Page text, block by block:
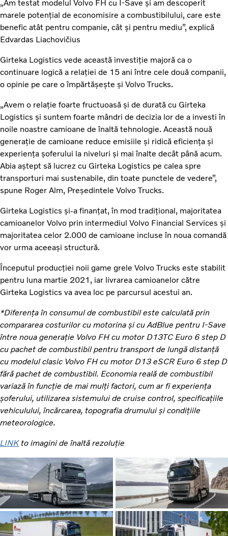
„Am testat modelul Volvo FH cu I-Save și am descoperit
marele potențial de economisire a combustibilului, care este
benefic atât pentru companie, cât și pentru mediu”, explică
Edvardas Liachovičius
Girteka Logistics vede această investiție majoră ca o
continuare logică a relației de 15 ani între cele două companii,
o opinie pe care o împărtășește și Volvo Trucks.
„Avem o relație foarte fructuoasă și de durată cu Girteka
Logistics și suntem foarte mândri de decizia lor de a investi în
noile noastre camioane de înaltă tehnologie. Această nouă
generație de camioane reduce emisiile și ridică eficiența și
experiența șoferului la niveluri și mai înalte decât până acum.
Abia aștept să lucrez cu Girteka Logistics pe calea spre
transporturi mai sustenabile, din toate punctele de vedere”,
spune Roger Alm, Președintele Volvo Trucks.
Girteka Logistics și-a finanțat, în mod tradițional, majoritatea
camioanelor Volvo prin intermediul Volvo Financial Services și
majoritatea celor 2.000 de camioane incluse în noua comandă
vor urma aceeași structură.
Începutul producției noii game grele Volvo Trucks este stabilit
pentru luna martie 2021, iar livrarea camioanelor către
Girteka Logistics va avea loc pe parcursul acestui an.
*Diferența în consumul de combustibil este calculată prin
compararea costurilor cu motorina și cu AdBlue pentru I-Save
între noua generație Volvo FH cu motor D13TC Euro 6 step D
cu pachet de combustibil pentru transport de lungă distanță
cu modelul clasic Volvo FH cu motor D13 eSCR Euro 6 step D
fără pachet de combustibil. Economia reală de combustibil
variază în funcție de mai mulți factori, cum ar fi experiența
șoferului, utilizarea sistemului de cruise control, specificațiile
vehiculului, încărcarea, topografia drumului și condițiile
meteorologice.
LINKto imagini de înaltă rezoluție